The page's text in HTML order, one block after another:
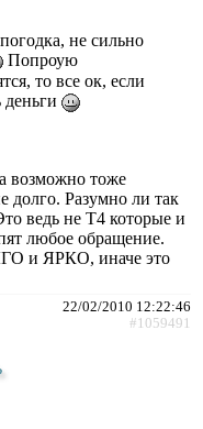
не сильно
Попроую
то все ок, если
деньги
возможно тоже
долго. Разумно ли так
ведь не Т4 которые и
любое обращение.
и ЯРКО, иначе это
22/02/2010 12:22:46
#1059491